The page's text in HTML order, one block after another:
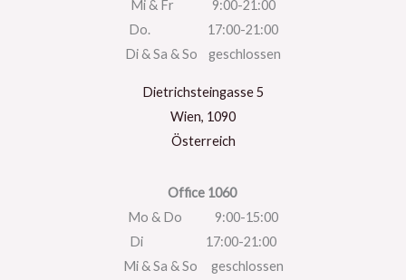
Mi & Fr 9:00-21:00
Do. 17:00-21:00
Di & Sa & So geschlossen
Dietrichsteingasse 5
Wien, 1090
Österreich
Office 1060
Mo & Do 9:00-15:00
Di 17:00-21:00
Mi & Sa & So geschlossen